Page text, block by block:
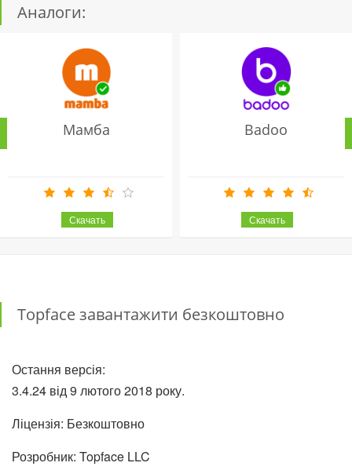
Аналоги:
Мамба Badoo
Topface завантажити безкоштовно
Остання версія:
3.4.24 від 9 лютого 2018 року.
Ліцензія: Безкоштовно
Розробник: Topface LLC